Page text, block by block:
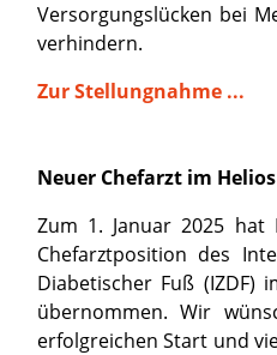
Versorgungslücken bei
verhindern.
Zur Stellungnahme ...
Neuer Chefarzt im
Zum 1. Januar 2025
Chefarztposition des
Diabetischer Fuß (IZDF)
übernommen. Wir
erfolgreichen Start und